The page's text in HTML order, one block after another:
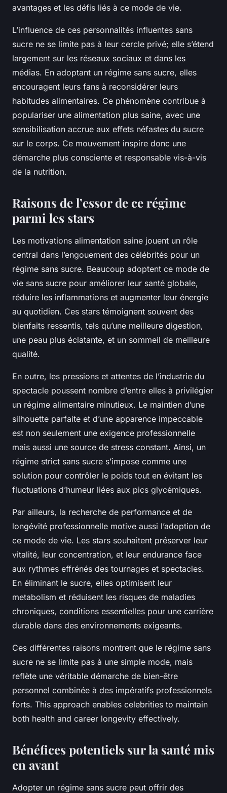
avantages et les défis liés à ce mode de vie.
L’influence de ces personnalités influentes sans
sucre ne se limite pas à leur cercle privé; elle s’étend
largement sur les réseaux sociaux et dans les
médias. En adoptant un régime sans sucre, elles
encouragent leurs fans à reconsidérer leurs
habitudes alimentaires. Ce phénomène contribue à
populariser une alimentation plus saine, avec une
sensibilisation accrue aux effets néfastes du sucre
sur le corps. Ce mouvement inspire donc une
démarche plus consciente et responsable vis-à-vis
de la nutrition.
Raisons de l’essor de ce régime
parmi les stars
Les motivations alimentation saine jouent un rôle
central dans l’engouement des célébrités pour un
régime sans sucre. Beaucoup adoptent ce mode de
vie sans sucre pour améliorer leur santé globale,
réduire les inflammations et augmenter leur énergie
au quotidien. Ces stars témoignent souvent des
bienfaits ressentis, tels qu’une meilleure digestion,
une peau plus éclatante, et un sommeil de meilleure
qualité.
En outre, les pressions et attentes de l’industrie du
spectacle poussent nombre d’entre elles à privilégier
un régime alimentaire minutieux. Le maintien d’une
silhouette parfaite et d’une apparence impeccable
est non seulement une exigence professionnelle
mais aussi une source de stress constant. Ainsi, un
régime strict sans sucre s’impose comme une
solution pour contrôler le poids tout en évitant les
fluctuations d’humeur liées aux pics glycémiques.
Par ailleurs, la recherche de performance et de
longévité professionnelle motive aussi l’adoption de
ce mode de vie. Les stars souhaitent préserver leur
vitalité, leur concentration, et leur endurance face
aux rythmes effrénés des tournages et spectacles.
En éliminant le sucre, elles optimisent leur
metabolism et réduisent les risques de maladies
chroniques, conditions essentielles pour une carrière
durable dans des environnements exigeants.
Ces différentes raisons montrent que le régime sans
sucre ne se limite pas à une simple mode, mais
reflète une véritable démarche de bien-être
personnel combinée à des impératifs professionnels
forts. This approach enables celebrities to maintain
both health and career longevity effectively.
Bénéfices potentiels sur la santé mis
en avant
Adopter un régime sans sucre peut offrir des